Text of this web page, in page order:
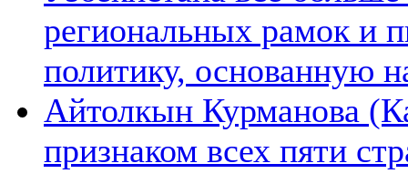
региональных рамок и
политику, основанную
Айтолкын Курманова
признаком всех пяти